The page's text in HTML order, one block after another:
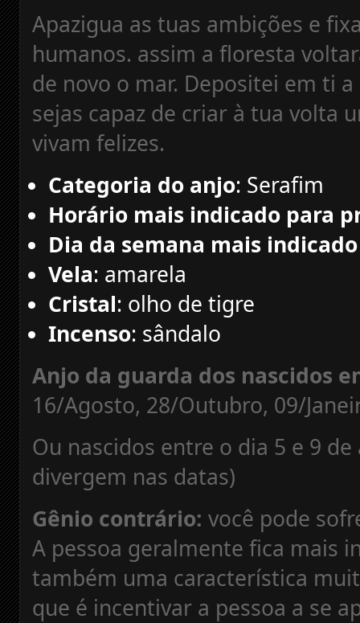
Apazigua as tuas ambições e
humanos. assim a floresta
de novo o mar. Depositei em ti
sejas capaz de criar à tua volta
vivam felizes.
Categoria do anjo: Serafim
Horário mais indicado para
Dia da semana mais
Vela: amarela
Cristal: olho de tigre
Incenso: sândalo
Anjo da guarda dos nascidos
16/Agosto, 28/Outubro, 09/
Ou nascidos entre o dia 5 e 9
divergem nas datas)
Gênio contrário: você pode
A pessoa geralmente fica mais
também uma característica
que é incentivar a pessoa a se